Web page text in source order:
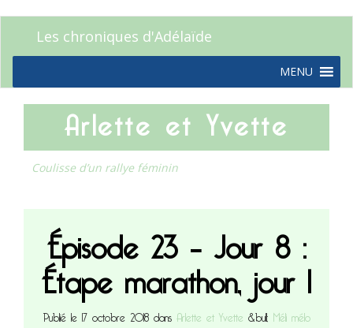
Les chroniques d'Adélaïde
MENU
Arlette et Yvette
Coulisse d’un rallye féminin
Épisode 23 – Jour 8 :
Étape marathon, jour 1
Publié le 17 octobre 2018 dansArlette et Yvette &bull; Méli mélo